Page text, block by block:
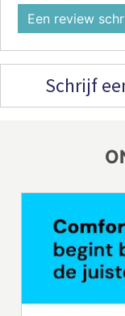
Een review
Schrijf